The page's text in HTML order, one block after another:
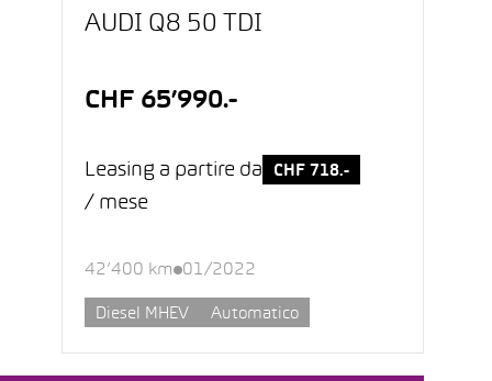
AUDI Q8 50 TDI
CHF 65’990.-
Leasing a partire da CHF 718.-
/ mese
42’400 km 01/2022
Diesel MHEV Automatico